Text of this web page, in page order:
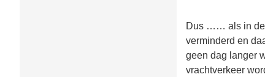
Dus …… als in de
verminderd en
geen dag langer
vrachtverkeer